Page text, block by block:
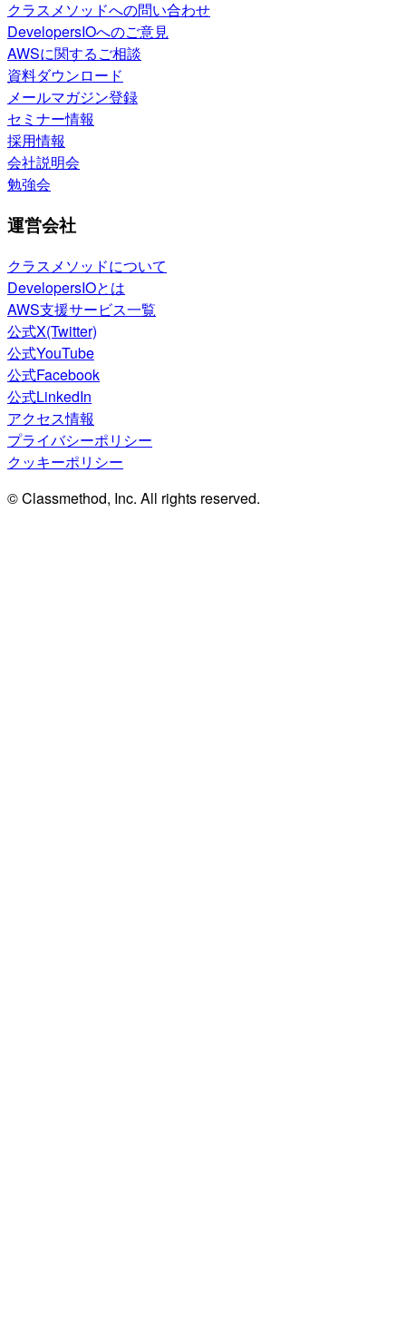
クラスメソッドへの問い合わせ
DevelopersIOへのご意見
AWSに関するご相談
資料ダウンロード
メールマガジン登録
セミナー情報
採用情報
会社説明会
勉強会
運営会社
クラスメソッドについて
DevelopersIOとは
AWS支援サービス一覧
公式X(Twitter)
公式YouTube
公式Facebook
公式LinkedIn
アクセス情報
プライバシーポリシー
クッキーポリシー
© Classmethod, Inc. All rights reserved.